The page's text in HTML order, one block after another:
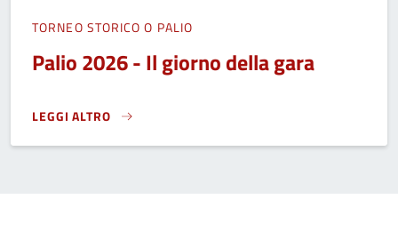
TORNEO STORICO O PALIO
Palio 2026 - Il giorno della gara
LEGGI ALTRO
PALIO 2026 - IL GIORNO DELLA GARA}